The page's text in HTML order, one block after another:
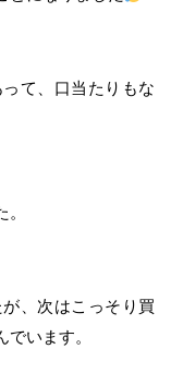
て、口当たりもな
、次はこっそり買
います。